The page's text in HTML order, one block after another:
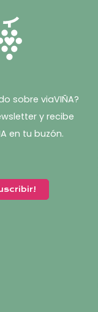
sobre viaVIÑA?
y recibe
en tu buzón.